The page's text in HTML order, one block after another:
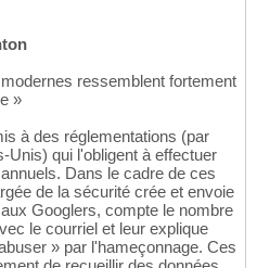
ressemblent fortement
»
à des réglementations (par
qui l'obligent à effectuer
Dans le cadre de ces
de la sécurité crée et envoie
Googlers, compte le nombre
le courriel et leur explique
» par l'hameçonnage. Ces